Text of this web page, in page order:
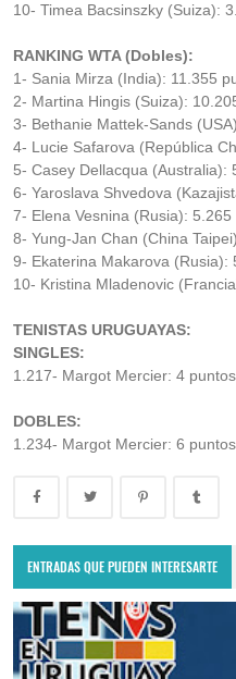
10- Timea Bacsinszky (Suiza):
RANKING WTA (Dobles):
1- Sania Mirza (India): 11.355
2- Martina Hingis (Suiza):
3- Bethanie Mattek-Sands
4- Lucie Safarova (República
5- Casey Dellacqua (Australia):
6- Yaroslava Shvedova
7- Elena Vesnina (Rusia): 5.265
8- Yung-Jan Chan (China
9- Ekaterina Makarova (Rusia):
10- Kristina Mladenovic
TENISTAS URUGUAYAS:
SINGLES:
1.217- Margot Mercier: 4 puntos
DOBLES:
1.234- Margot Mercier: 6 puntos
ENTRADAS QUE PUEDEN INTERESARTE